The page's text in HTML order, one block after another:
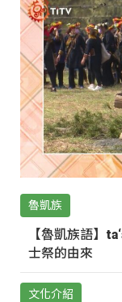
魯凱族
【魯凱族語】
士祭的由來
文化介紹